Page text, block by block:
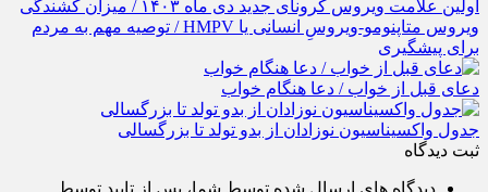
اولین علامت ویروس کرونای جدید دی ماه ۱۴۰۳ / میزان کشندگی
ویروس متاپنومو-ویروسِ انسانی یا HMPV / توصیه مهم به مردم
برای پیشگیری
دعای قبل از خواب / دعا هنگام خواب
جدول واکسیناسیون نوزادان از بدو تولد تا بزرگسالی
ثبت دیدگاه
دیدگاه های ارسال شده توسط شما، پس از تایید توسط